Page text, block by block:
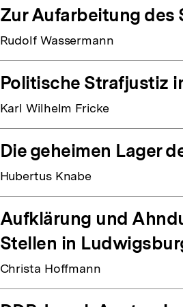
Zur Aufarbeitung des
Rudolf Wassermann
Politische Strafjustiz
Karl Wilhelm Fricke
Die geheimen Lager
Hubertus Knabe
Aufklärung und
Stellen in
Christa Hoffmann